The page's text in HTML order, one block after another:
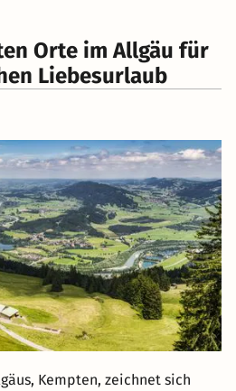
Orte im Allgäu für
Liebesurlaub
Kempten, zeichnet sich